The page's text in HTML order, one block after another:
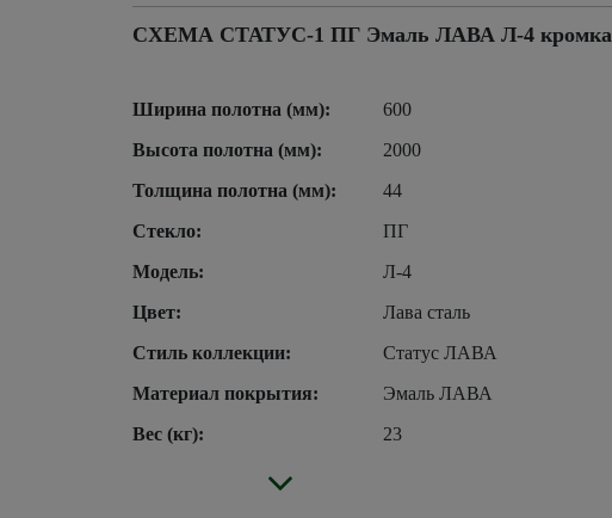
СХЕМА СТАТУС-1 ПГ Эмаль ЛАВА Л-4 кромка4
Ширина полотна (мм):
600
Высота полотна (мм):
2000
Толщина полотна (мм):
44
Стекло:
ПГ
Модель:
Л-4
Цвет:
Лава сталь
Стиль коллекции:
Статус ЛАВА
Материал покрытия:
Эмаль ЛАВА
Вес (кг):
23